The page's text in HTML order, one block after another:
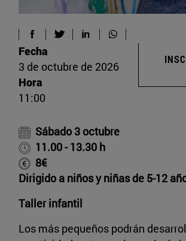
Sábado 3 octubre
11.00 - 13.30 h
8€
Dirigido a niños y niñas de 5-12
Taller infantil
Los más pequeños podrán
Fecha
3 de octubre de 2026
Hora
11:00